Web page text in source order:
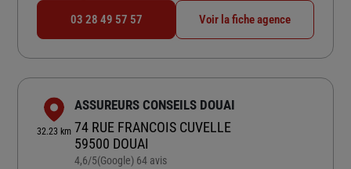
03 28 49 57 57 Voir la fiche agence
32.23 km
ASSUREURS CONSEILS DOUAI
74 RUE FRANCOIS CUVELLE
59500 DOUAI
4,6/5Note de 4.6 sur 5
(Google) 64 avis